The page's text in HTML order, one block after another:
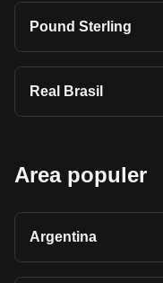
Pound Sterling
Real Brasil
Area populer
Argentina